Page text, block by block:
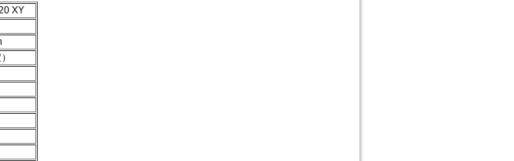
XY